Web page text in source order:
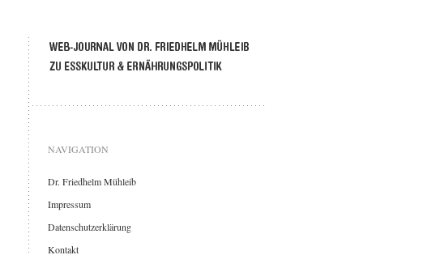
NAVIGATION
Dr. Friedhelm Mühleib
Impressum
Datenschutzerklärung
Kontakt